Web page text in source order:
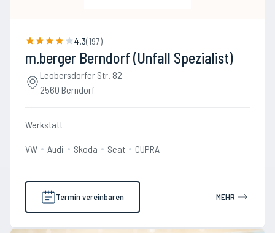
4.3(197)
m.berger Berndorf (Unfall Spezialist)
Leobersdorfer Str. 82
2560 Berndorf
Werkstatt
VW Audi Skoda Seat CUPRA
Termin vereinbaren MEHR